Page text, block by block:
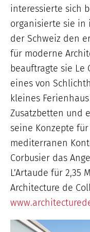
interessierte sich
organisierte sie in
der Schweiz den
für moderne
beauftragte sie Le
eines von
kleines
Zusatzbetten und
seine Konzepte
mediterranen
Corbusier das
L’Artaude für 2,35
Architecture de